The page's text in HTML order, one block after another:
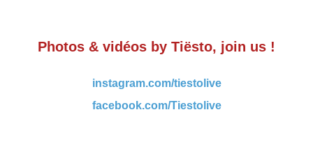
Photos & vidéos by Tiësto, join us !
instagram.com/tiestolive
facebook.com/Tiestolive